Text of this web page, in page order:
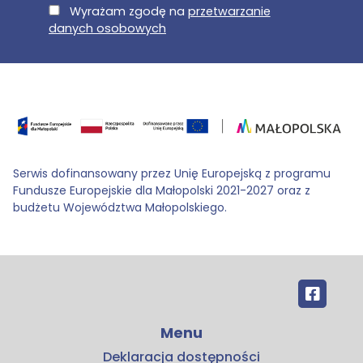
Wyrażam zgodę na przetwarzanie
danych osobowych
Serwis dofinansowany przez Unię Europejską z programu
Fundusze Europejskie dla Małopolski 2021-2027 oraz z
budżetu Województwa Małopolskiego.
Menu
Deklaracja dostępności